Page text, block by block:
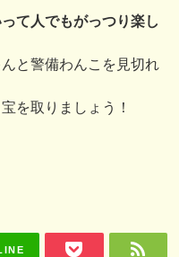
て人でもがっつり楽し
と警備わんこを見切れ
を取りましょう！